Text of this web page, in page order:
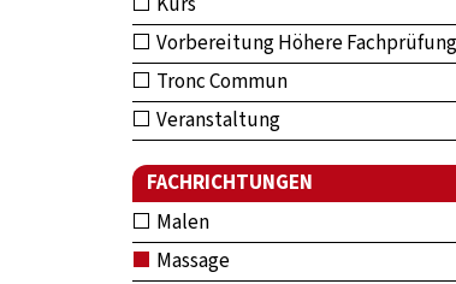
Vorbereitung Höhere Fachprüfung
Tronc Commun
Veranstaltung
FACHRICHTUNGEN
Malen
Massage